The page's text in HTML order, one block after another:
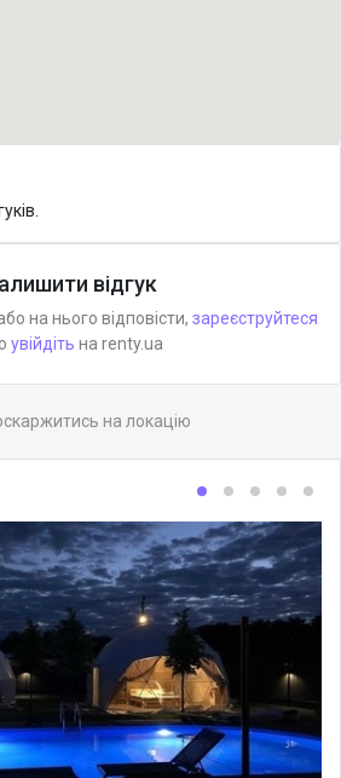
відгук
на нього відповісти, зареєструйтеся
увійдіть на renty.ua
на локацію